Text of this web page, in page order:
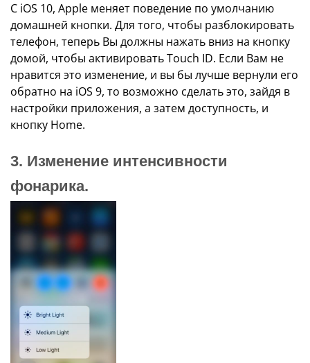
С iOS 10, Apple меняет поведение по умолчанию
домашней кнопки. Для того, чтобы разблокировать
телефон, теперь Вы должны нажать вниз на кнопку
домой, чтобы активировать Touch ID. Если Вам не
нравится это изменение, и вы бы лучше вернули его
обратно на iOS 9, то возможно сделать это, зайдя в
настройки приложения, а затем доступность, и
кнопку Home.
3. Изменение интенсивности
фонарика.